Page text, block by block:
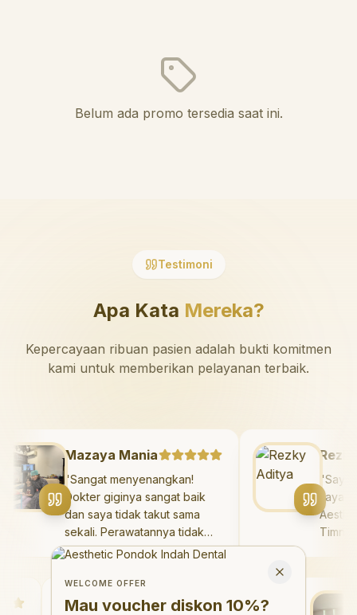
Belum ada promo tersedia saat ini.
Testimoni
Apa Kata Mereka?
Kepercayaan ribuan pasien adalah bukti komitmen
kami untuk memberikan pelayanan terbaik.
Mazaya Mania
"Sangat menyenangkan!
Dokter giginya sangat baik
dan saya tidak takut sama
sekali. Perawatannya tidak
sakit, dan saya bisa bermain
Saya suka pergi ke dokter
gigi sekarang!"
"
Debby Sahertian
Welcome Offer
Mau voucher diskon <strong>10%</strong>?
WELCOME OFFER
Mau voucher diskon 10%?
Close